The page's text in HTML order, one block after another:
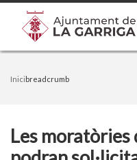
Inicibreadcrumb
Les moratòries